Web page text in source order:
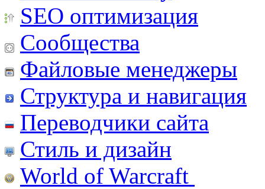
SEO оптимизация
Сообщества
Файловые менеджеры
Структура и навигация
Переводчики сайта
Стиль и дизайн
World of Warcraft